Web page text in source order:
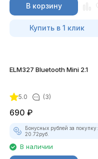
В корзину
Купить в 1 клик
ELM327 Bluetooth Mini 2.1
5.0 (3)
690 ₽
Бонусных рублей за покупку:
20.72руб.
В наличии